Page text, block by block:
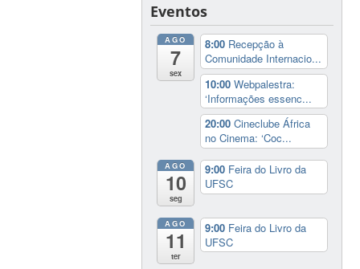
Eventos
AGO
7
sex
8:00 Recepção à
Comunidade Internacio...
10:00Webpalestra:
‘Informações essenc...
20:00Cineclube África
no Cinema: ‘Coc...
AGO
10
seg
9:00 Feira do Livro da
UFSC
AGO
11
ter
9:00 Feira do Livro da
UFSC